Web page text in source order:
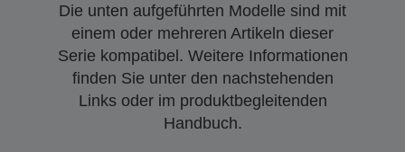
Die unten aufgeführten Modelle sind mit
einem oder mehreren Artikeln dieser
Serie kompatibel. Weitere Informationen
finden Sie unter den nachstehenden
Links oder im produktbegleitenden
Handbuch.